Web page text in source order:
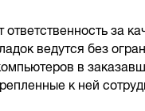
ответственность за
ведутся без
в
к ней